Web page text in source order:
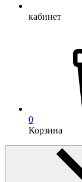
кабинет
0
Корзина